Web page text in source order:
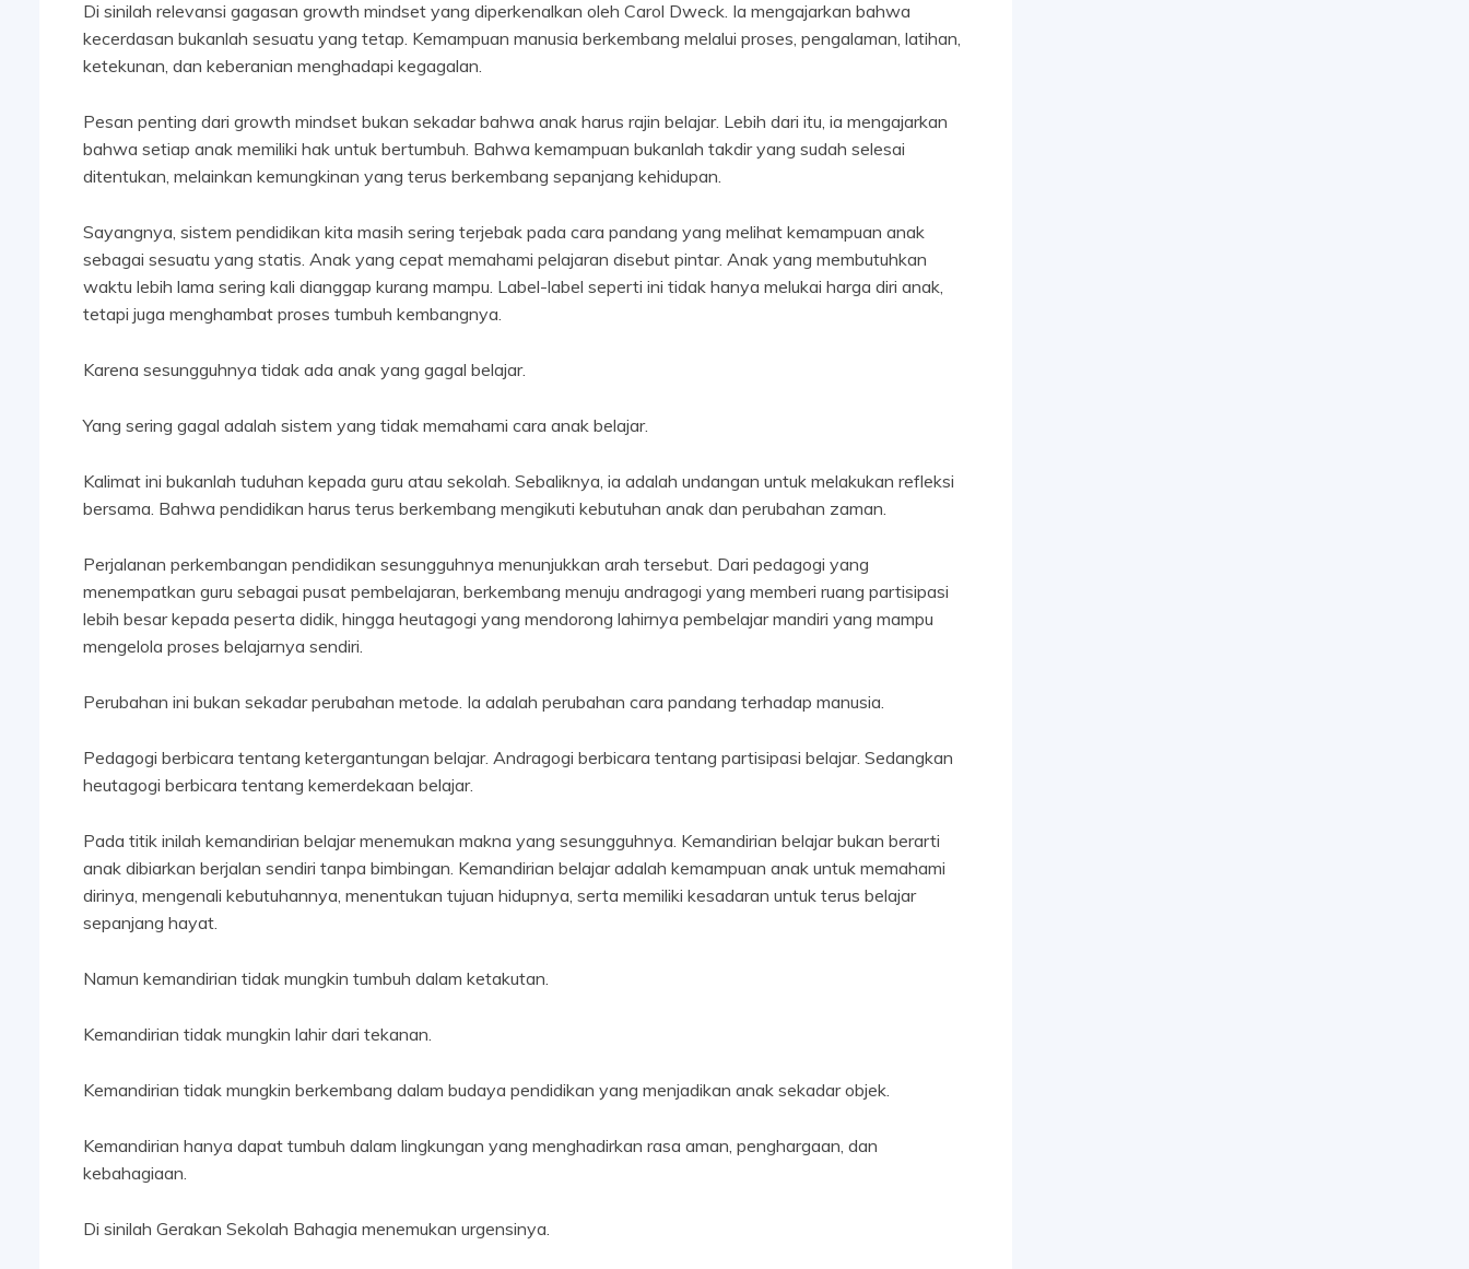
Di sinilah relevansi gagasan growth mindset yang diperkenalkan oleh Carol Dweck. Ia mengajarkan bahwa
kecerdasan bukanlah sesuatu yang tetap. Kemampuan manusia berkembang melalui proses, pengalaman, latihan,
ketekunan, dan keberanian menghadapi kegagalan.
Pesan penting dari growth mindset bukan sekadar bahwa anak harus rajin belajar. Lebih dari itu, ia mengajarkan
bahwa setiap anak memiliki hak untuk bertumbuh. Bahwa kemampuan bukanlah takdir yang sudah selesai
ditentukan, melainkan kemungkinan yang terus berkembang sepanjang kehidupan.
Sayangnya, sistem pendidikan kita masih sering terjebak pada cara pandang yang melihat kemampuan anak
sebagai sesuatu yang statis. Anak yang cepat memahami pelajaran disebut pintar. Anak yang membutuhkan
waktu lebih lama sering kali dianggap kurang mampu. Label-label seperti ini tidak hanya melukai harga diri anak,
tetapi juga menghambat proses tumbuh kembangnya.
Karena sesungguhnya tidak ada anak yang gagal belajar.
Yang sering gagal adalah sistem yang tidak memahami cara anak belajar.
Kalimat ini bukanlah tuduhan kepada guru atau sekolah. Sebaliknya, ia adalah undangan untuk melakukan refleksi
bersama. Bahwa pendidikan harus terus berkembang mengikuti kebutuhan anak dan perubahan zaman.
Perjalanan perkembangan pendidikan sesungguhnya menunjukkan arah tersebut. Dari pedagogi yang
menempatkan guru sebagai pusat pembelajaran, berkembang menuju andragogi yang memberi ruang partisipasi
lebih besar kepada peserta didik, hingga heutagogi yang mendorong lahirnya pembelajar mandiri yang mampu
mengelola proses belajarnya sendiri.
Perubahan ini bukan sekadar perubahan metode. Ia adalah perubahan cara pandang terhadap manusia.
Pedagogi berbicara tentang ketergantungan belajar. Andragogi berbicara tentang partisipasi belajar. Sedangkan
heutagogi berbicara tentang kemerdekaan belajar.
Pada titik inilah kemandirian belajar menemukan makna yang sesungguhnya. Kemandirian belajar bukan berarti
anak dibiarkan berjalan sendiri tanpa bimbingan. Kemandirian belajar adalah kemampuan anak untuk memahami
dirinya, mengenali kebutuhannya, menentukan tujuan hidupnya, serta memiliki kesadaran untuk terus belajar
sepanjang hayat.
Namun kemandirian tidak mungkin tumbuh dalam ketakutan.
Kemandirian tidak mungkin lahir dari tekanan.
Kemandirian tidak mungkin berkembang dalam budaya pendidikan yang menjadikan anak sekadar objek.
Kemandirian hanya dapat tumbuh dalam lingkungan yang menghadirkan rasa aman, penghargaan, dan
kebahagiaan.
Di sinilah Gerakan Sekolah Bahagia menemukan urgensinya.